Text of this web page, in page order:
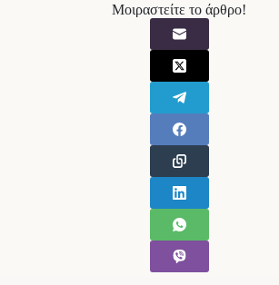
Μοιραστείτε το άρθρο!